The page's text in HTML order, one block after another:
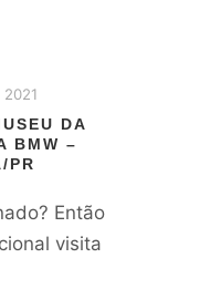
DA
BMW –
PR
Então
visita